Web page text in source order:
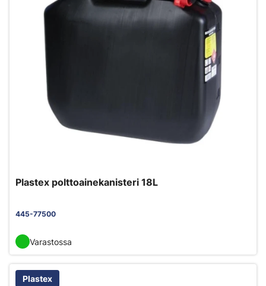
Plastex polttoainekanisteri 18L
445-77500
Varastossa
Plastex